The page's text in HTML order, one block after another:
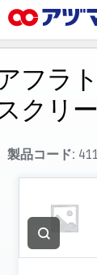
お気に入り
お買い物カゴ
ご注文
マイページ
主要取扱ブラン
代理店一覧
製品検索
フラ
クリ
製品コード: